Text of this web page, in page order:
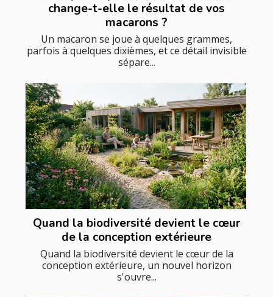
change-t-elle le résultat de vos
macarons ?
Un macaron se joue à quelques grammes,
parfois à quelques dixièmes, et ce détail invisible
sépare...
Quand la biodiversité devient le cœur
de la conception extérieure
Quand la biodiversité devient le cœur de la
conception extérieure, un nouvel horizon
s'ouvre...